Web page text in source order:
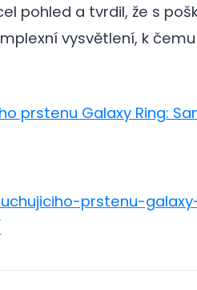
pohled a tvrdil, že s
vysvětlení, k
prstenu Galaxy Ring:
prstenu-